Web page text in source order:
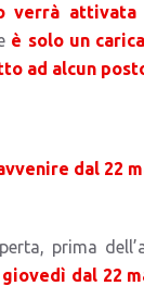
verrà attivata
è solo un
ad alcun
dal 22
prima
dal 22